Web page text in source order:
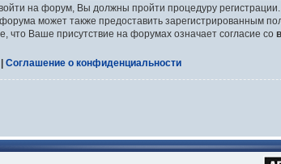
на форум, Вы должны пройти процедуру
может также предоставить зарегистрированным
что Ваше присутствие на форумах означает согласие со
Соглашение о конфиденциальности